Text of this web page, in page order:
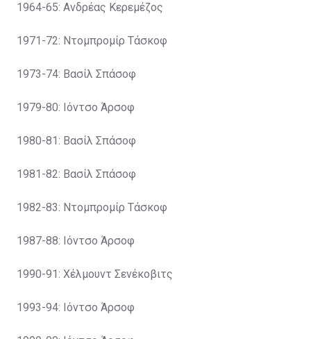
1964-65: Ανδρέας Κερεμέζος
1971-72: Ντομπρομίρ Τάσκοφ
1973-74: Βασίλ Σπάσοφ
1979-80: Ιόντσο Άρσοφ
1980-81: Βασίλ Σπάσοφ
1981-82: Βασίλ Σπάσοφ
1982-83: Ντομπρομίρ Τάσκοφ
1987-88: Ιόντσο Άρσοφ
1990-91: Χέλμουντ Σενέκοβιτς
1993-94: Ιόντσο Άρσοφ